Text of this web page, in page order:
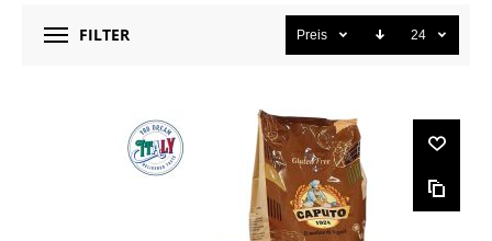
FILTER Preis 24